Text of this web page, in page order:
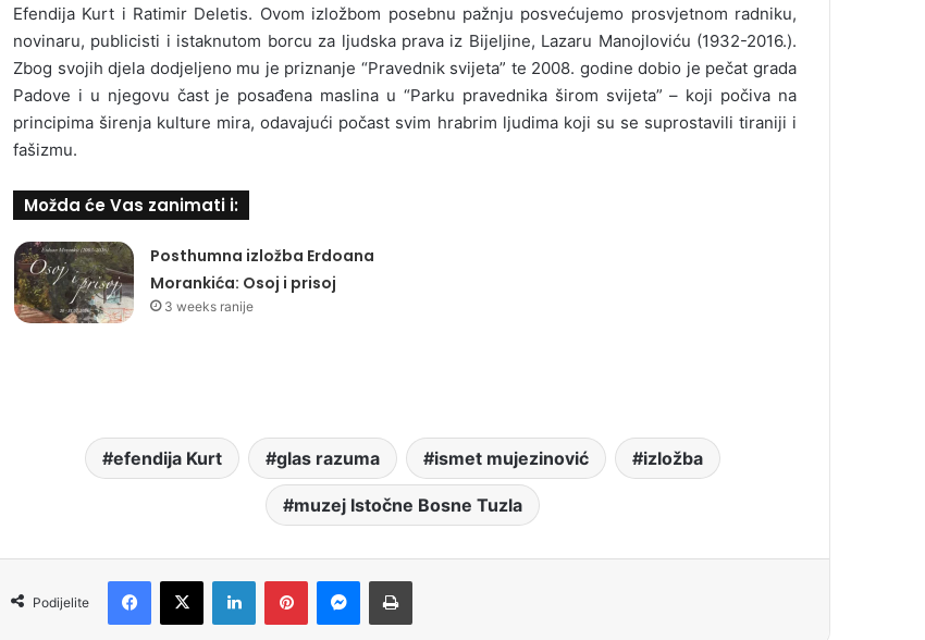
Efendija Kurt i Ratimir Deletis. Ovom izložbom posebnu pažnju posvećujemo prosvjetnom radniku,
novinaru, publicisti i istaknutom borcu za ljudska prava iz Bijeljine, Lazaru Manojloviću (1932-2016.).
Zbog svojih djela dodjeljeno mu je priznanje “Pravednik svijeta” te 2008. godine dobio je pečat grada
Padove i u njegovu čast je posađena maslina u “Parku pravednika širom svijeta” – koji počiva na
principima širenja kulture mira, odavajući počast svim hrabrim ljudima koji su se suprostavili tiraniji i
fašizmu.
Možda će Vas zanimati i:
Posthumna izložba Erdoana
Morankića: Osoj i prisoj
3 weeks ranije
efendija Kurt glas razuma ismet mujezinović izložba
muzej Istočne Bosne Tuzla
Podijelite